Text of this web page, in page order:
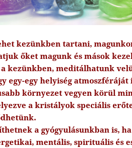
kezünkben tartani,
őket magunk és mások
kezünkben, meditálhatunk
egy-egy helyiség
környezet vegyen körül
a kristályok speciális
a gyógyulásunkban is,
mentális, spirituális és